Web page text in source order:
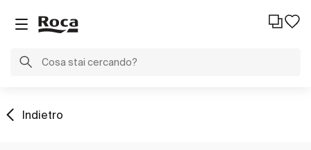
Indietro